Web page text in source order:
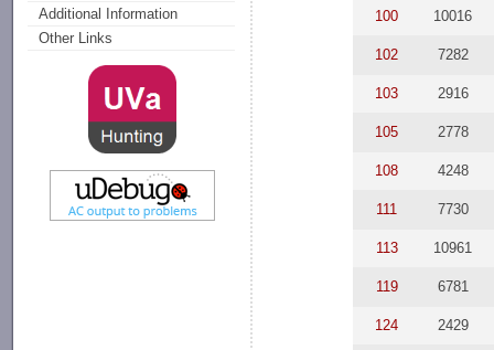
Additional Information
Other Links
100 10016
102 7282
103 2916
105 2778
108 4248
111 7730
113 10961
119 6781
124 2429